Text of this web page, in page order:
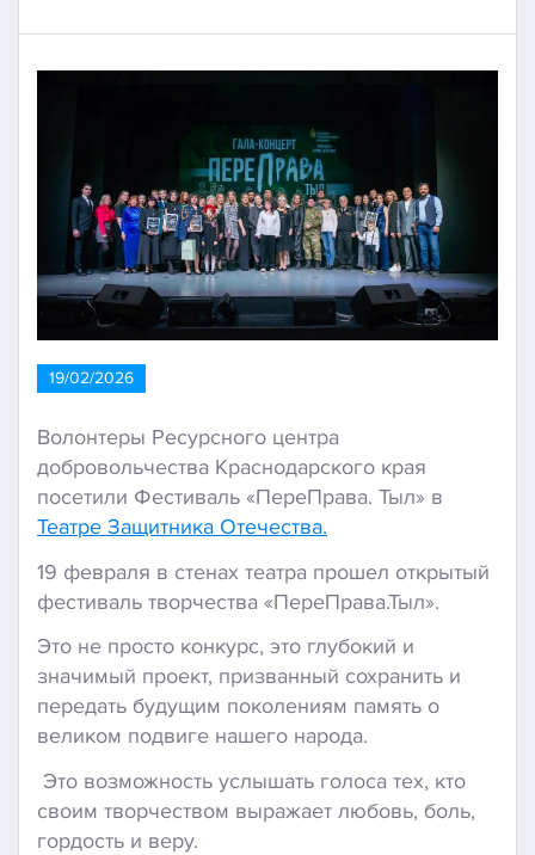
19/02/2026
Волонтеры Ресурсного центра
добровольчества Краснодарского края
посетили Фестиваль «ПереПрава. Тыл» в
Театре Защитника Отечества.
19 февраля в стенах театра прошел открытый
фестиваль творчества «ПереПрава.Тыл».
Это не просто конкурс, это глубокий и
значимый проект, призванный сохранить и
передать будущим поколениям память о
великом подвиге нашего народа.
Это возможность услышать голоса тех, кто
своим творчеством выражает любовь, боль,
гордость и веру.